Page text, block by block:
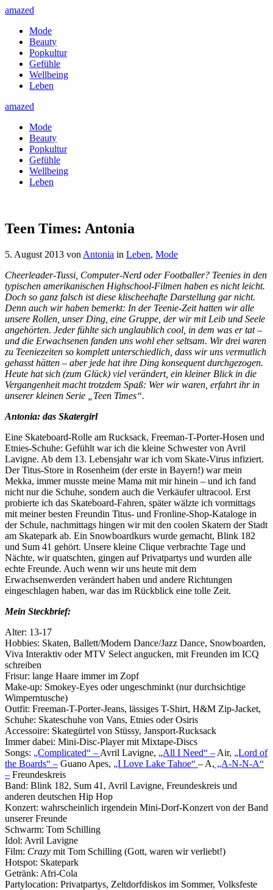
amazed
Mode
Beauty
Popkultur
Gefühle
Wellbeing
Leben
amazed
Mode
Beauty
Popkultur
Gefühle
Wellbeing
Leben
Teen Times: Antonia
5. August 2013 von Antonia in Leben, Mode
Cheerleader-Tussi, Computer-Nerd oder Footballer? Teenies in den
typischen amerikanischen Highschool-Filmen haben es nicht leicht.
Doch so ganz falsch ist diese klischeehafte Darstellung gar nicht.
Denn auch wir haben bemerkt: In der Teenie-Zeit hatten wir alle
unsere Rollen, unser Ding, eine Gruppe, der wir mit Leib und Seele
angehörten. Jeder fühlte sich unglaublich cool, in dem was er tat –
und die Erwachsenen fanden uns wohl eher seltsam. Wir drei waren
zu Teeniezeiten so komplett unterschiedlich, dass wir uns vermutlich
gehasst hätten – aber jede hat ihre Ding konsequent durchgezogen.
Heute hat sich (zum Glück) viel verändert, ein kleiner Blick in die
Vergangenheit macht trotzdem Spaß: Wer wir waren, erfahrt ihr in
unserer kleinen Serie „Teen Times“.
Antonia: das Skatergirl
Eine Skateboard-Rolle am Rucksack, Freeman-T-Porter-Hosen und
Etnies-Schuhe: Gefühlt war ich die kleine Schwester von Avril
Lavigne. Ab dem 13. Lebensjahr war ich vom Skate-Virus infiziert.
Der Titus-Store in Rosenheim (der erste in Bayern!) war mein
Mekka, immer musste meine Mama mit mir hinein – und ich fand
nicht nur die Schuhe, sondern auch die Verkäufer ultracool. Erst
probierte ich das Skateboard-Fahren, später wälzte ich vormittags
mit meiner besten Freundin Titus- und Fronline-Shop-Kataloge in
der Schule, nachmittags hingen wir mit den coolen Skatern der Stadt
am Skatepark ab. Ein Snowboardkurs wurde gemacht, Blink 182
und Sum 41 gehört. Unsere kleine Clique verbrachte Tage und
Nächte, wir quatschten, gingen auf Privatpartys und wurden alle
echte Freunde. Auch wenn wir uns heute mit dem
Erwachsenwerden verändert haben und andere Richtungen
eingeschlagen haben, war das im Rückblick eine tolle Zeit.
Mein Steckbrief:
Alter: 13-17
Hobbies: Skaten, Ballett/Modern Dance/Jazz Dance, Snowboarden,
Viva Interaktiv oder MTV Select angucken, mit Freunden im ICQ
schreiben
Frisur: lange Haare immer im Zopf
Make-up: Smokey-Eyes oder ungeschminkt (nur durchsichtige
Wimperntusche)
Outfit: Freeman-T-Porter-Jeans, lässiges T-Shirt, H&M Zip-Jacket,
Schuhe: Skateschuhe von Vans, Etnies oder Osiris
Accessoire: Skategürtel von Stüssy, Jansport-Rucksack
Immer dabei: Mini-Disc-Player mit Mixtape-Discs
Songs: „Complicated“ – Avril Lavigne, „All I Need“ – Air, „Lord of
the Boards“ – Guano Apes, „I Love Lake Tahoe“ – A, „A-N-N-A“
– Freundeskreis
Band: Blink 182, Sum 41, Avril Lavigne, Freundeskreis und
anderen deutschen Hip Hop
Konzert: wahrscheinlich irgendein Mini-Dorf-Konzert von der Band
unserer Freunde
Schwarm: Tom Schilling
Idol: Avril Lavigne
Film: Crazy mit Tom Schilling (Gott, waren wir verliebt!)
Hotspot: Skatepark
Getränk: Afri-Cola
Partylocation: Privatpartys, Zeltdorfdiskos im Sommer, Volksfeste